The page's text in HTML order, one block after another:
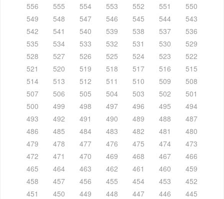
556
555 554 553 552 551
550
549
548 547 546 545 544
543
542
541 540 539 538 537
536
535
534 533 532 531 530
529
528
527 526 525 524 523
522
521
520 519 518 517 516
515
514
513 512 511 510 509
508
507
506 505 504 503 502
501
500
499 498 497 496 495
494
493
492 491 490 489 488
487
486
485 484 483 482 481
480
479
478 477 476 475 474
473
472
471 470 469 468 467
466
465
464 463 462 461 460
459
458
457 456 455 454 453
452
451
450 449 448 447 446
445